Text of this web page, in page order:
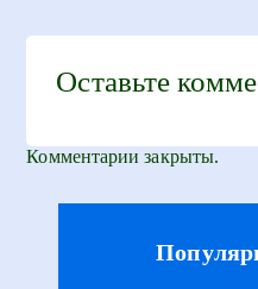
Оставьте
Комментарии закрыты.